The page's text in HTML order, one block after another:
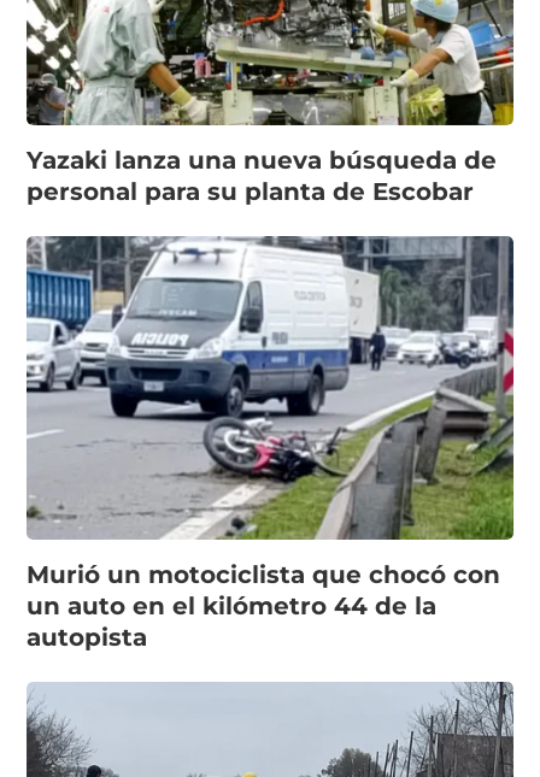
Yazaki lanza una nueva búsqueda de
personal para su planta de Escobar
Murió un motociclista que chocó con
un auto en el kilómetro 44 de la
autopista